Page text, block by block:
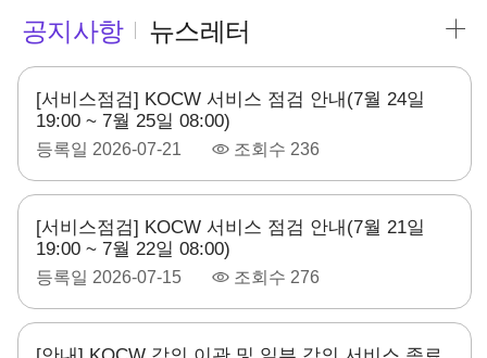
공지사항 뉴스레터
[서비스점검] KOCW 서비스 점검 안내(7월 24일
19:00 ~ 7월 25일 08:00)
등록일 2026-07-21 조회수 236
[서비스점검] KOCW 서비스 점검 안내(7월 21일
19:00 ~ 7월 22일 08:00)
등록일 2026-07-15 조회수 276